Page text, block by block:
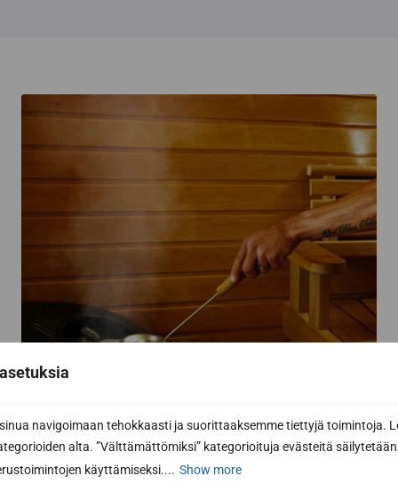
navigoimaan tehokkaasti ja suorittaaksemme tiettyjä toimintoja.
alta. ”Välttämättömiksi” kategorioituja evästeitä säilytetään
käyttämiseksi.... Show more